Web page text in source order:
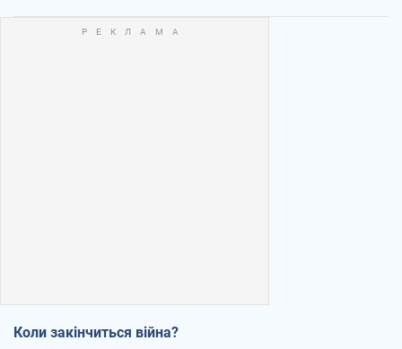
Коли закінчиться війна?